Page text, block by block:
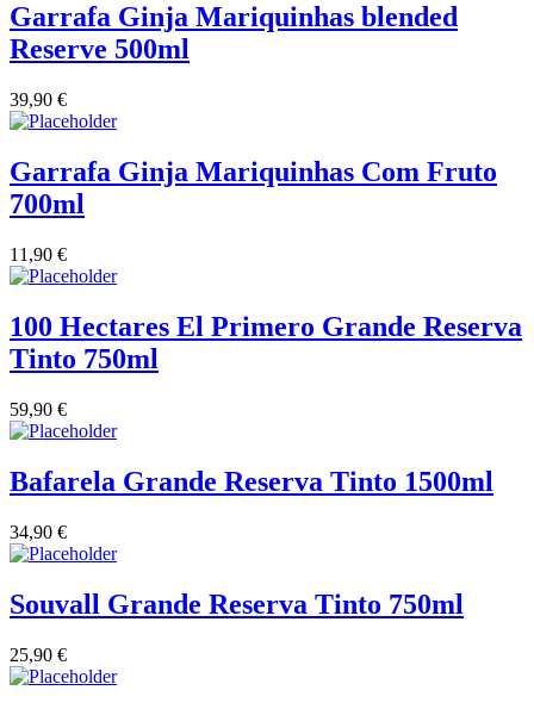
Vinho na Talha
Vinilourenço Douro
Garrafa Ginja Mariquinhas blended
Reserve 500ml
39,90 €
Garrafa Ginja Mariquinhas Com Fruto
700ml
11,90 €
100 Hectares El Primero Grande Reserva
Tinto 750ml
59,90 €
Bafarela Grande Reserva Tinto 1500ml
34,90 €
Souvall Grande Reserva Tinto 750ml
25,90 €